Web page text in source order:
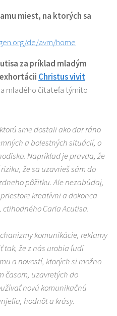
miest, na ktorých sa
de/avm/home
za príklad mladým
Christus vivit
mladého čitateľa týmito
sme dostali ako dar ráno
a bolestných situácií, o
Napríklad je pravda, že
že sa uzavrieš sám do
pôžitku. Ale nezabúdaj,
kreatívni a dokonca
Carla Acutisa.
komunikácie, reklamy
tak, že z nás urobia ľudí
a novostí, ktorých si možno
časom, uzavretých do
novú komunikačnú
hodnôt a krásy.